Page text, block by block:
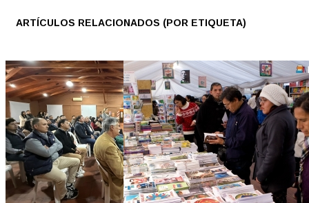
ARTÍCULOS RELACIONADOS (POR ETIQUETA)